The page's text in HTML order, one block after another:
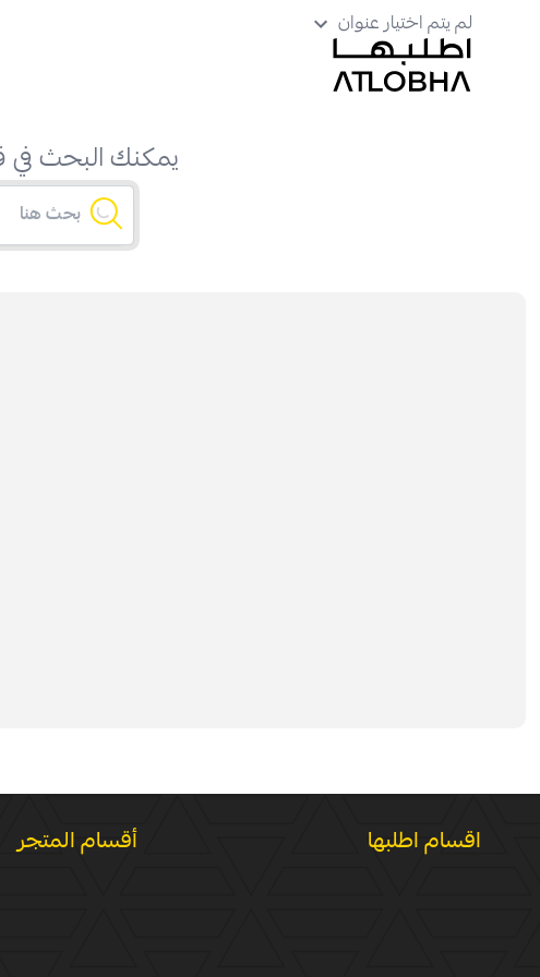
لم يتم اختيار عنوان
يمكنك البحث في
اقسام اطلبها أقسام المتجر